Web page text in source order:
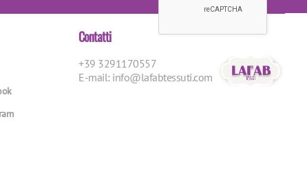
Contatti
+39 3291170557
E-mail: info@lafabtessuti.com